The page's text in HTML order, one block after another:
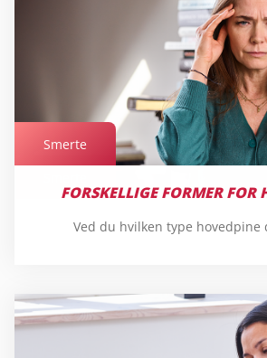
Smerte
FORSKELLIGE FORMER FOR
Ved du hvilken type hovedpine